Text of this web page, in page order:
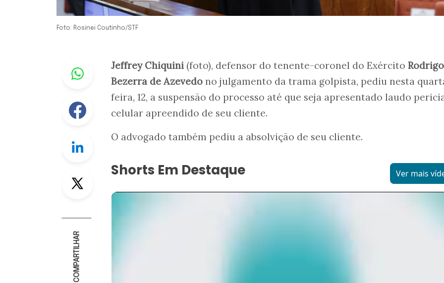
Foto: Rosinei Coutinho/STF
Whastapp
Facebook
Linkedin
Twitter
COMPARTILHAR
Jeffrey Chiquini (foto), defensor do tenente-coronel do Exército Rodrigo
Bezerra de Azevedo no julgamento da trama golpista, pediu nesta
feira, 12, a suspensão do processo até que seja apresentado laudo
celular apreendido de seu cliente.
O advogado também pediu a absolvição de seu cliente.
Shorts Em Destaque Ver mais